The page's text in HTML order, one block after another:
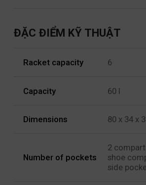
ĐẶC ĐIỂM KỸ THUẬT
Racket capacity 6
Capacity 60 l
Dimensions 80 x 34 x
Number of pockets
2
shoe
side